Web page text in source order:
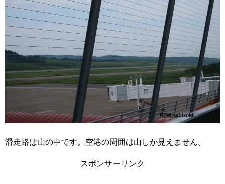
滑走路は山の中です。空港の周囲は山しか見えません。
スポンサーリンク